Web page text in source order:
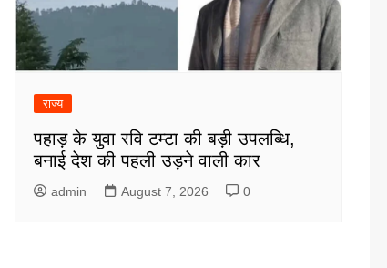
राज्य
पहाड़ के युवा रवि टम्टा की बड़ी उपलब्धि,
बनाई देश की पहली उड़ने वाली कार
admin August 7, 2026 0